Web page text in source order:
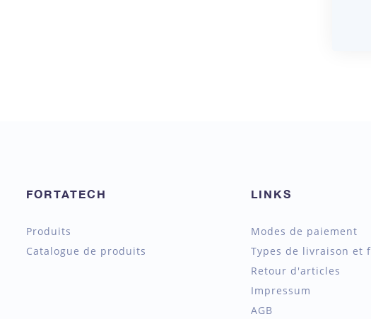
FORTATECH
Produits
Catalogue de produits
LINKS
Modes de paiement
Types de livraison et
Retour d'articles
Impressum
AGB